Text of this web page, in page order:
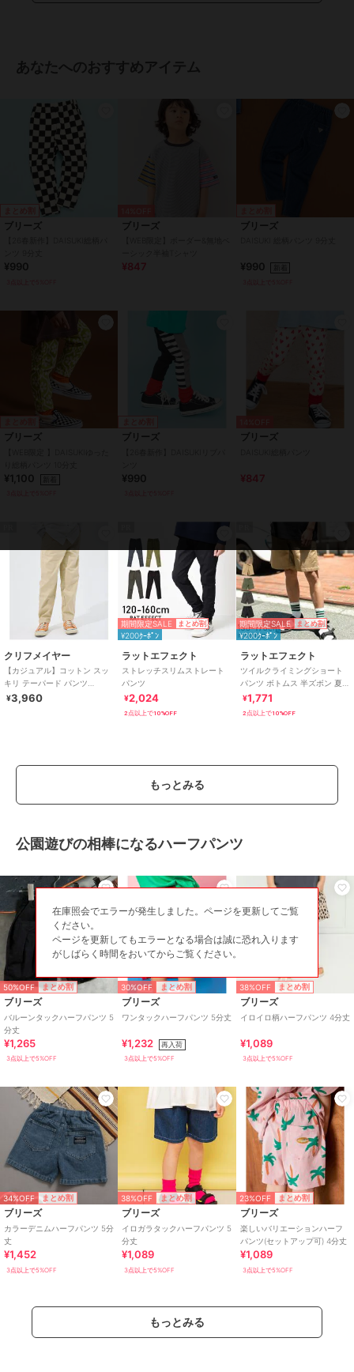
あなたへのおすすめアイテム
ブリーズ
¥990
ブリーズ
¥847
ブリーズ
¥990
ブリーズ
¥1,100
ブリーズ
¥990
ブリーズ
¥847
クリフメイヤー
【カジュアル】コットン スッ
キリ テーパード パンツ
120cm～170cm
¥3,960
期間限定SALE まとめ割
¥200ｸｰﾎﾟﾝ
ラットエフェクト
ストレッチスリムストレート
パンツ
¥2,024
2点以上で10%OFF
期間限定SALE まとめ割
¥200ｸｰﾎﾟﾝ
ラットエフェクト
ツイルクライミングショート
パンツ ボトムス 半ズボン 夏
涼しい 子供服
¥1,771
2点以上で10%OFF
もっとみる
公園遊びの相棒になるハーフパンツ
50%OFF まとめ割
ブリーズ
バルーンタックハーフパンツ 5
分丈
¥1,265
3点以上で5%OFF
30%OFF まとめ割
ブリーズ
ワンタックハーフパンツ 5分丈
¥1,232 再入荷
3点以上で5%OFF
38%OFF まとめ割
ブリーズ
イロイロ柄ハーフパンツ 4分丈
¥1,089
3点以上で5%OFF
34%OFF まとめ割
ブリーズ
カラーデニムハーフパンツ 5分
丈
¥1,452
3点以上で5%OFF
38%OFF まとめ割
ブリーズ
イロガラタックハーフパンツ 5
分丈
¥1,089
3点以上で5%OFF
23%OFF まとめ割
ブリーズ
楽しいバリエーションハーフ
パンツ(セットアップ可) 4分丈
¥1,089
3点以上で5%OFF
もっとみる
在庫照会でエラーが発生しました。ページを更新してご覧
ください。
ページを更新してもエラーとなる場合は誠に恐れ入ります
がしばらく時間をおいてからご覧ください。